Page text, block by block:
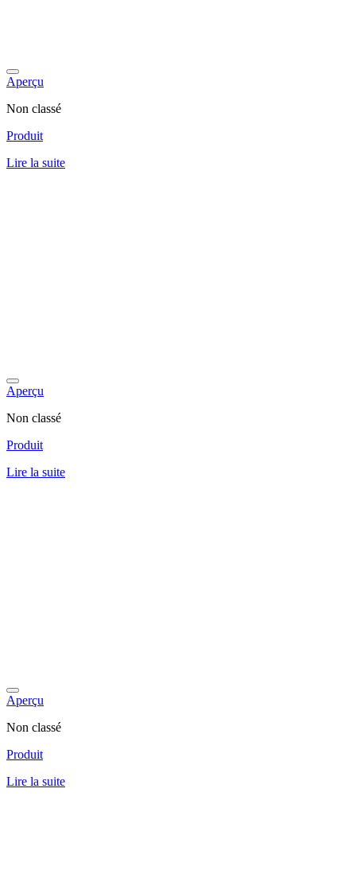
Aperçu
Non classé
Produit
Lire la suite
Aperçu
Non classé
Produit
Lire la suite
Aperçu
Non classé
Produit
Lire la suite